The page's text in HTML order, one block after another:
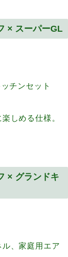
× スーパーGL
チンセット
しめる仕様。
× グランドキ
、家庭用エア